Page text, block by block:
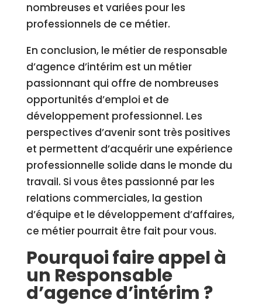
nombreuses et variées pour les
professionnels de ce métier.
En conclusion, le métier de responsable
d’agence d’intérim est un métier
passionnant qui offre de nombreuses
opportunités d’emploi et de
développement professionnel. Les
perspectives d’avenir sont très positives
et permettent d’acquérir une expérience
professionnelle solide dans le monde du
travail. Si vous êtes passionné par les
relations commerciales, la gestion
d’équipe et le développement d’affaires,
ce métier pourrait être fait pour vous.
Pourquoi faire appel à
un Responsable
d’agence d’intérim ?